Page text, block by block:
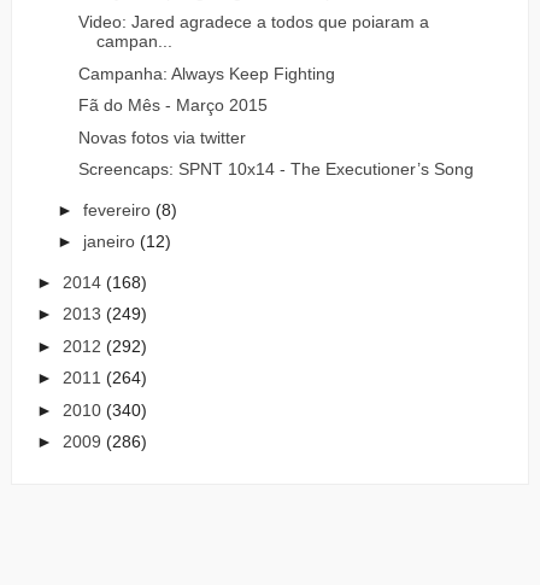
Video: Jared agradece a todos que poiaram a
campan...
Campanha: Always Keep Fighting
Fã do Mês - Março 2015
Novas fotos via twitter
Screencaps: SPNT 10x14 - The Executioner’s Song
► fevereiro (8)
► janeiro (12)
► 2014 (168)
► 2013 (249)
► 2012 (292)
► 2011 (264)
► 2010 (340)
► 2009 (286)